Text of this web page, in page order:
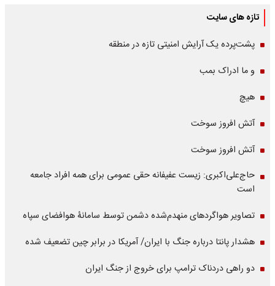
تازه های سایت
پشت‌پرده یک آرایش امنیتی تازه در منطقه
و ما ادراک بمب
هیچ
آتش افروز سوخت
آتش افروز سوخت
حاج‌علی‌اکبری: زیست عفیفانه حقی عمومی برای همه افراد جامعه
است
تصاویر هواگردهای منهدم‌شده دشمن توسط سامانۀ هوافضای سپاه
هشدار پانتا درباره جنگ با ایران/ آمریکا در برابر چین تضعیف شده
دو راهی دردناک ترامپ برای خروج از جنگ ایران